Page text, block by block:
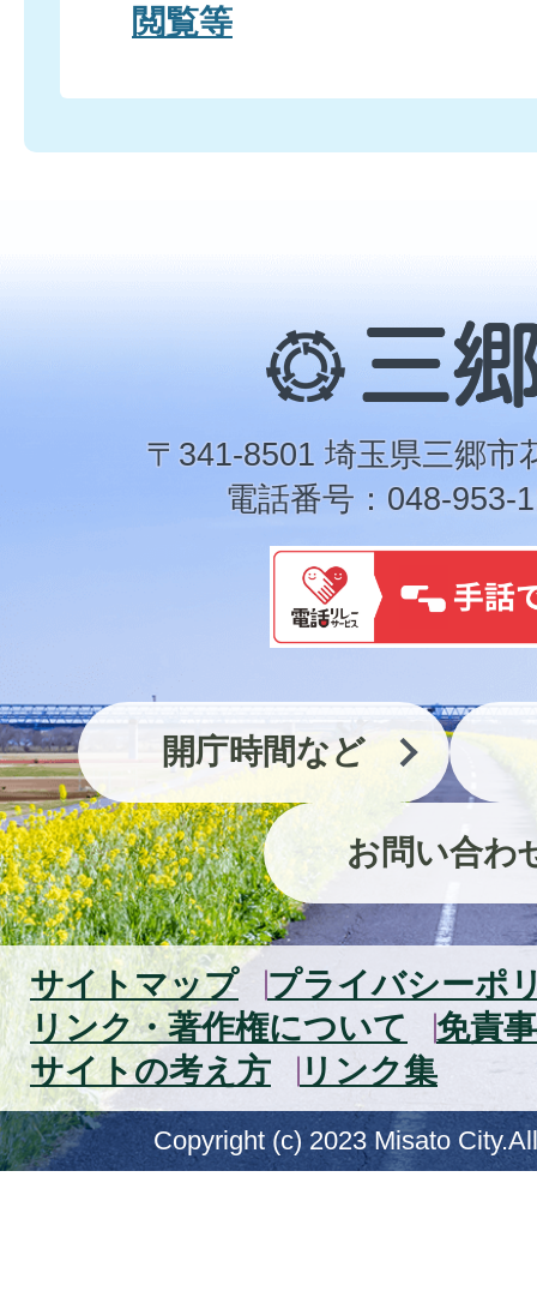
閲覧等
三
郷
市
〒341-8501 埼玉県三郷市
電話番号：048-953-
開庁時間など
お問い合わ
サイトマップ
プライバシーポ
リンク・著作権について
免責
サイトの考え方
リンク集
Copyright (c) 2023 Misato